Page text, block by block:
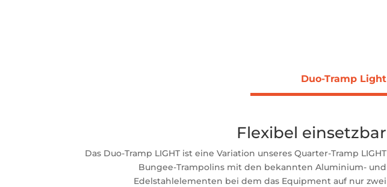
Duo-Tramp Light
Flexibel einsetzbar
Das Duo-Tramp LIGHT ist eine Variation unseres Quarter-Tramp LIGHT
Bungee-Trampolins mit den bekannten Aluminium- und
Edelstahlelementen bei dem das Equipment auf nur zwei